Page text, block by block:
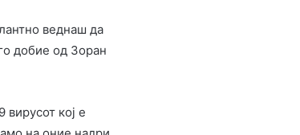
веднаш да
добие од Зоран
вирусот кој е